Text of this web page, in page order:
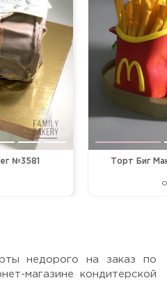
№3581 Торт Биг
недорого на заказ по
магазине кондитерской